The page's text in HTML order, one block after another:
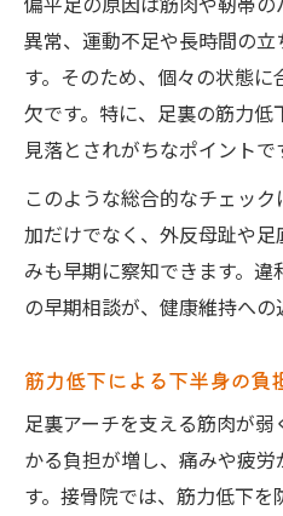
偏平足の原因は筋肉や靭帯
異常、運動不足や長時間の
す。そのため、個々の状態
欠です。特に、足裏の筋力
見落とされがちなポイントで
このような総合的なチェッ
加だけでなく、外反母趾や
みも早期に察知できます。
の早期相談が、健康維持への
筋力低下による下半身の負
足裏アーチを支える筋肉が
かる負担が増し、痛みや疲
す。接骨院では、筋力低下